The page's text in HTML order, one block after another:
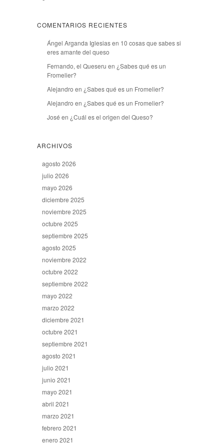
COMENTARIOS RECIENTES
Ángel Arganda Iglesiasen 10 cosas que sabes si
eres amante del queso
Fernando, el Queseru en ¿Sabes qué es un
Fromelier?
Alejandro en ¿Sabes qué es un Fromelier?
Alejandro en ¿Sabes qué es un Fromelier?
José en ¿Cuál es el origen del Queso?
ARCHIVOS
agosto 2026
julio 2026
mayo 2026
diciembre 2025
noviembre 2025
octubre 2025
septiembre 2025
agosto 2025
noviembre 2022
octubre 2022
septiembre 2022
mayo 2022
marzo 2022
diciembre 2021
octubre 2021
septiembre 2021
agosto 2021
julio 2021
junio 2021
mayo 2021
abril 2021
marzo 2021
febrero 2021
enero 2021